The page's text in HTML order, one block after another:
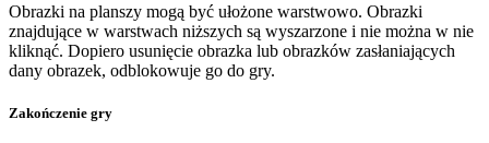
Obrazki na planszy mogą być ułożone warstwowo. Obrazki
znajdujące w warstwach niższych są wyszarzone i nie można w nie
kliknąć. Dopiero usunięcie obrazka lub obrazków zasłaniających
dany obrazek, odblokowuje go do gry.
Zakończenie gry